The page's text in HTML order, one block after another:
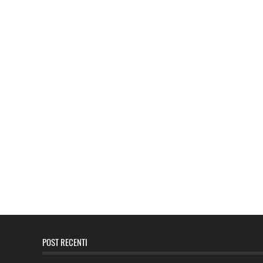
POST RECENTI